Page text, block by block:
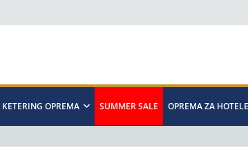
KETERING OPREMA SUMMER SALE OPREMA ZA